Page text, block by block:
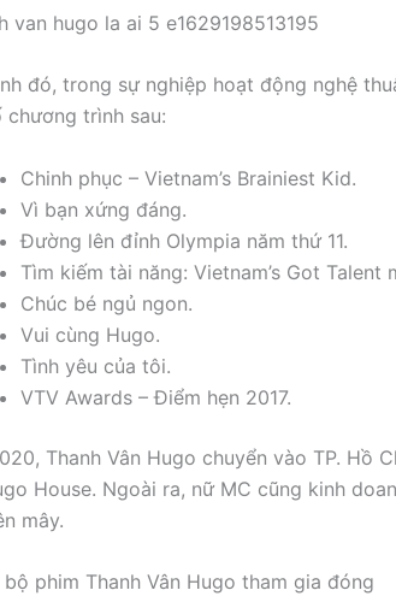
đó, trong sự nghiệp hoạt động nghệ
chương trình sau:
Chinh phục – Vietnam’s Brainiest Kid.
Vì bạn xứng đáng.
Đường lên đỉnh Olympia năm thứ 11.
Tìm kiếm tài năng: Vietnam’s Got Talent
Chúc bé ngủ ngon.
Vui cùng Hugo.
Tình yêu của tôi.
VTV Awards – Điểm hẹn 2017.
Thanh Vân Hugo chuyển vào TP. Hồ
House. Ngoài ra, nữ MC cũng kinh
mây.
bộ phim Thanh Vân Hugo tham gia đóng